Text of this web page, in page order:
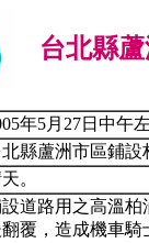
台北縣
年5月27日中午
北縣蘆洲市區鋪設
。
道路用之高溫柏
覆，造成機車騎